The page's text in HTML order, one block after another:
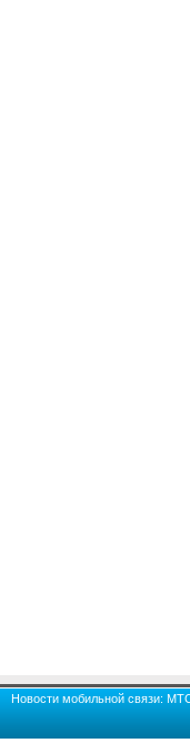
Новости мобильной связи: